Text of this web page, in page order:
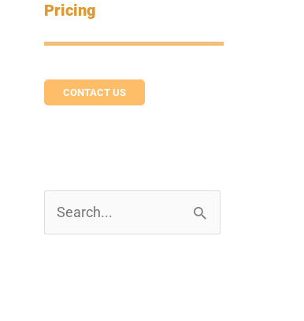
Pricing
CONTACT US